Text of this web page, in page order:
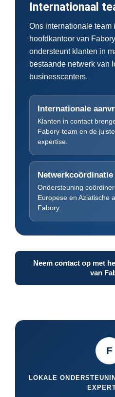
Internationaal
Ons internationale team
hoofdkantoor van
ondersteunt klanten in
bestaande netwerk van
businesscenters.
Internationale
Klanten in contact
Fabory-team en de
expertise.
Netwerkcoördinatie
Ondersteuning
Europese en Aziatische
Fabory.
Neem contact op met
van
F
LOKALE